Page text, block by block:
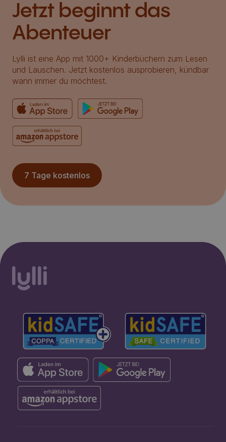
Jetzt beginnt das
Abenteuer
Lylli ist eine App mit 1000+ Kinderbüchern zum Lesen
und Lauschen. Jetzt kostenlos ausprobieren, kündbar
wann immer du möchtest.
7 Tage kostenlos